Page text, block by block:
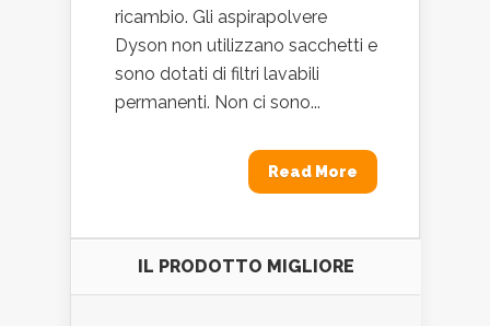
ricambio. Gli aspirapolvere
Dyson non utilizzano sacchetti e
sono dotati di filtri lavabili
permanenti. Non ci sono...
Read More
IL PRODOTTO MIGLIORE